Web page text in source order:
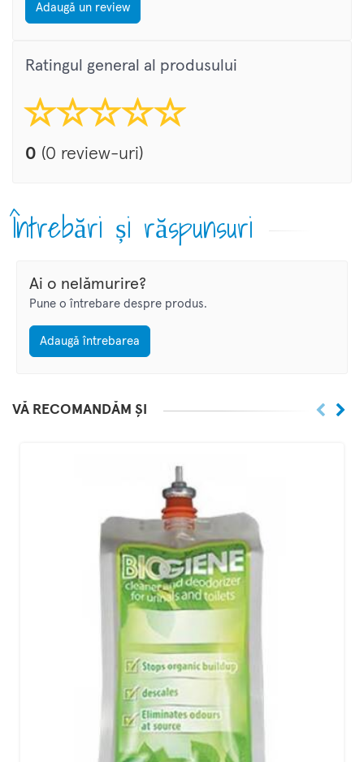
Adaugă un review
Ratingul general al produsului
0 (0 review-uri)
Întrebări și răspunsuri
Ai o nelămurire?
Pune o întrebare despre produs.
Adaugă întrebarea
VĂ RECOMANDĂM ȘI